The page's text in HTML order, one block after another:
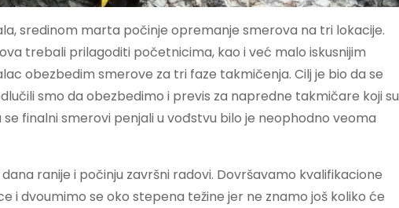
sredinom marta počinje opremanje smerova na tri lokacije.
trebali prilagoditi početnicima, kao i već malo iskusnijim
obezbedim smerove za tri faze takmičenja. Cilj je bio da se
smo da obezbedimo i previs za napredne takmičare koji su
finalni smerovi penjali u vođstvu bilo je neophodno veoma
ranije i počinju završni radovi. Dovršavamo kvalifikacione
i dvoumimo se oko stepena težine jer ne znamo još koliko će